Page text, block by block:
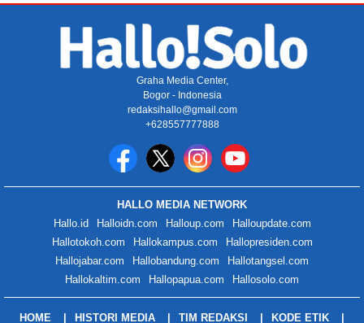
Graha Media Center,
Bogor - Indonesia
redaksihallo@gmail.com
+628557777888
HALLO MEDIA NETWORK
Hallo.id
Halloidn.com Halloup.com
Halloupdate.com
Hallotokoh.com
Hallokampus.com
Hallopresiden.com
Hallojabar.com
Hallobandung.com
Hallotangsel.com
Hallokaltim.com
Hallopapua.com Hallosolo.com
HOME HISTORI MEDIA TIM REDAKSI KODE ETIK